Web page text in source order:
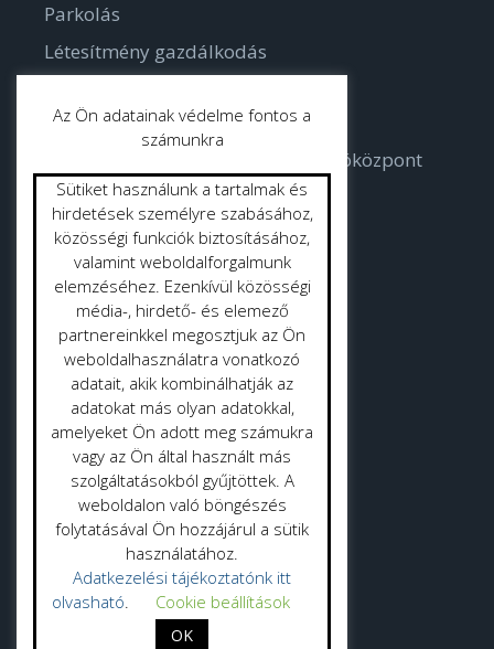
Parkolás
Létesítmény gazdálkodás
Bodorka Balatoni Vízvilág Látogatóközpont
Strandok
Közterület tisztítás
Gyepmester
Vásrácsarnok
Adatvédelmi politika
Adatkezelési tájékoztató
Az Ön adatainak védelme fontos a
számunkra
Sütiket használunk a tartalmak és
hirdetések személyre szabásához,
közösségi funkciók biztosításához,
valamint weboldalforgalmunk
elemzéséhez. Ezenkívül közösségi
média-, hirdető- és elemező
partnereinkkel megosztjuk az Ön
weboldalhasználatra vonatkozó
adatait, akik kombinálhatják az
adatokat más olyan adatokkal,
amelyeket Ön adott meg számukra
vagy az Ön által használt más
szolgáltatásokból gyűjtöttek. A
weboldalon való böngészés
folytatásával Ön hozzájárul a sütik
használatához.
Adatkezelési tájékoztatónk itt
olvasható. Cookie beállítások
OK